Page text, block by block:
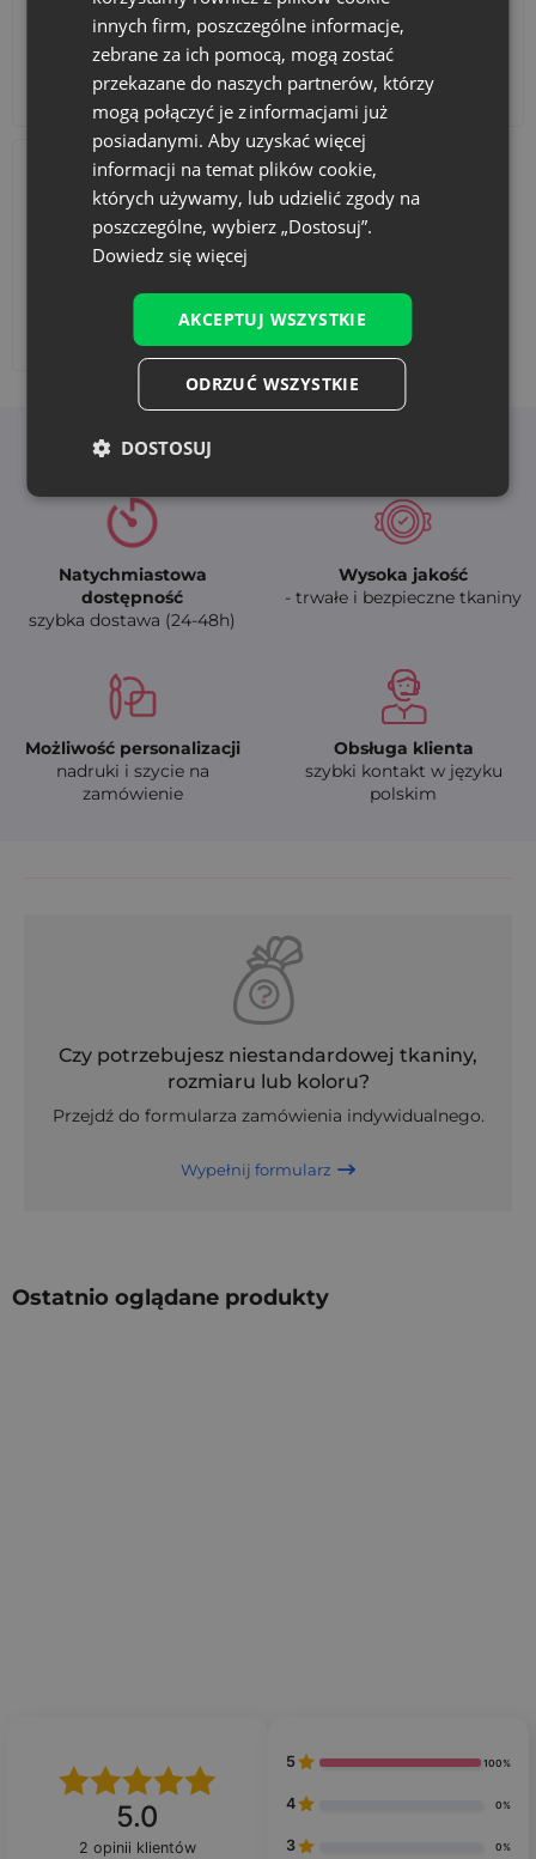
Akcesoria i dekoracje Zestawy
Dodaj nadruk
Korzyści z wyboru Saketos
Natychmiastowa
dostępność
szybka dostawa (24-48h)
Wysoka jakość
- trwałe i bezpieczne tkaniny
Możliwość personalizacji
nadruki i szycie na
zamówienie
Obsługa klienta
szybki kontakt w języku
polskim
Czy potrzebujesz niestandardowej tkaniny,
rozmiaru lub koloru?
Przejdź do formularza zamówienia indywidualnego.
Wypełnij formularz
Ostatnio oglądane produkty
5.0
2 opinii klientów
5 100%
4 0%
3 0%
innych firm, poszczególne informacje,
zebrane za ich pomocą, mogą zostać
przekazane do naszych partnerów, którzy
mogą połączyć je z informacjami już
posiadanymi. Aby uzyskać więcej
informacji na temat plików cookie,
których używamy, lub udzielić zgody na
poszczególne, wybierz „Dostosuj”.
Dowiedz się więcej
AKCEPTUJ WSZYSTKIE
ODRZUĆ WSZYSTKIE
DOSTOSUJ